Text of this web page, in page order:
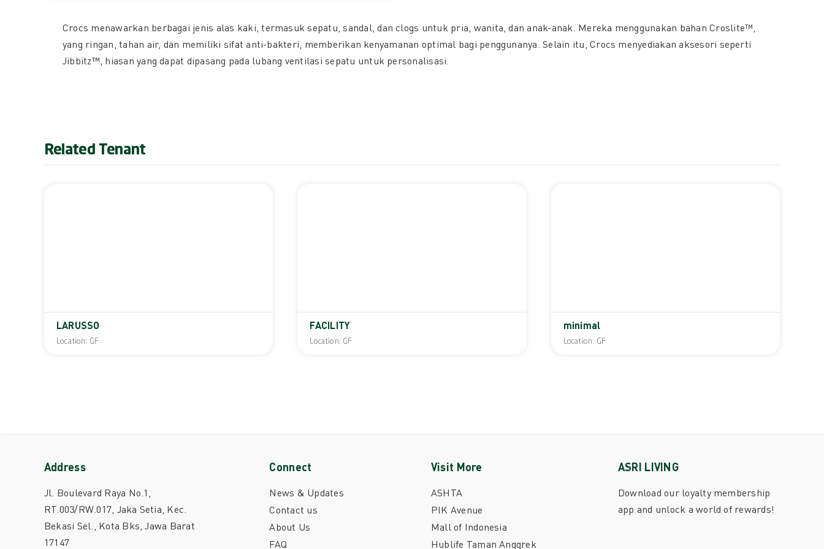
Crocs menawarkan berbagai jenis alas kaki, termasuk sepatu, sandal, dan clogs untuk pria, wanita, dan anak-anak. Mereka menggunakan bahan Croslite™,
yang ringan, tahan air, dan memiliki sifat anti-bakteri, memberikan kenyamanan optimal bagi penggunanya. Selain itu, Crocs menyediakan aksesori seperti
Jibbitz™, hiasan yang dapat dipasang pada lubang ventilasi sepatu untuk personalisasi.
Related Tenant
LARUSSO
Location: GF
FACILITY
Location: GF
minimal
Location: GF
Address
Jl. Boulevard Raya No.1,
RT.003/RW.017, Jaka Setia, Kec.
Bekasi Sel., Kota Bks, Jawa Barat
17147
Connect
News & Updates
Contact us
About Us
FAQ
Visit More
ASHTA
PIK Avenue
Mall of Indonesia
Hublife Taman Anggrek
ASRI LIVING
Download our loyalty membership
app and unlock a world of rewards!